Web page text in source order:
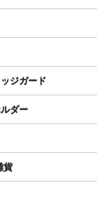
ジガード
ダー
貨